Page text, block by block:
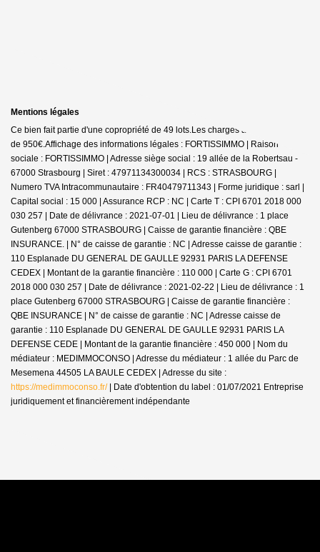
Mentions légales
Ce bien fait partie d'une copropriété de 49 lots.Les charges annuelles sont
de 950€.Affichage des informations légales : FORTISSIMMO | Raison
sociale : FORTISSIMMO | Adresse siège social : 19 allée de la Robertsau -
67000 Strasbourg | Siret : 47971134300034 | RCS : STRASBOURG |
Numero TVA Intracommunautaire : FR40479711343 | Forme juridique : sarl |
Capital social : 15 000 | Assurance RCP : NC | Carte T : CPI 6701 2018 000
030 257 | Date de délivrance : 2021-07-01 | Lieu de délivrance : 1 place
Gutenberg 67000 STRASBOURG | Caisse de garantie financière : QBE
INSURANCE. | N° de caisse de garantie : NC | Adresse caisse de garantie :
110 Esplanade DU GENERAL DE GAULLE 92931 PARIS LA DEFENSE
CEDEX | Montant de la garantie financière : 110 000 | Carte G : CPI 6701
2018 000 030 257 | Date de délivrance : 2021-02-22 | Lieu de délivrance : 1
place Gutenberg 67000 STRASBOURG | Caisse de garantie financière :
QBE INSURANCE | N° de caisse de garantie : NC | Adresse caisse de
garantie : 110 Esplanade DU GENERAL DE GAULLE 92931 PARIS LA
DEFENSE CEDE | Montant de la garantie financière : 450 000 | Nom du
médiateur : MEDIMMOCONSO | Adresse du médiateur : 1 allée du Parc de
Mesemena 44505 LA BAULE CEDEX | Adresse du site :
https://medimmoconso.fr/| Date d'obtention du label : 01/07/2021 Entreprise
juridiquement et financièrement indépendante